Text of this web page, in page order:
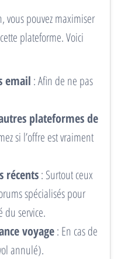
vous pouvez maximiser
plateforme. Voici
email : Afin de ne pas
plateformes de
si l’offre est vraiment
récents: Surtout ceux
spécialisés pour
du service.
voyage: En cas de
annulé).